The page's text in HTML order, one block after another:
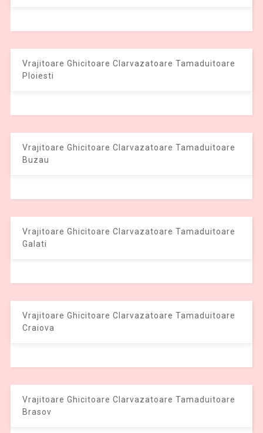
Vrajitoare Ghicitoare Clarvazatoare Tamaduitoare
Ploiesti
Vrajitoare Ghicitoare Clarvazatoare Tamaduitoare
Buzau
Vrajitoare Ghicitoare Clarvazatoare Tamaduitoare
Galati
Vrajitoare Ghicitoare Clarvazatoare Tamaduitoare
Craiova
Vrajitoare Ghicitoare Clarvazatoare Tamaduitoare
Brasov